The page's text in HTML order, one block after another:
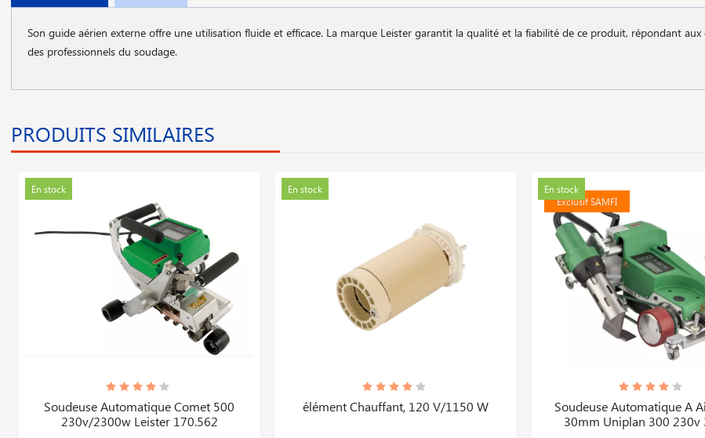
Son guide aérien externe offre une utilisation fluide et efficace. La marque Leister garantit la qualité et la fiabilité de ce produit, répondant aux
des professionnels du soudage.
PRODUITS SIMILAIRES
En stock
Soudeuse Automatique Comet 500
230v/2300w Leister 170.562
En stock
élément Chauffant, 120 V/1150 W
En stock
Exclusif SAMFI
Soudeuse Automatique A
30mm Uniplan 300 230v